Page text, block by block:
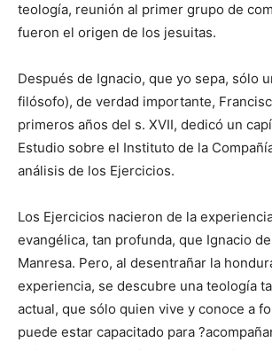
teología, reunión al primer grupo de
fueron el origen de los jesuitas.
Después de Ignacio, que yo sepa, sólo
filósofo), de verdad importante,
primeros años del s. XVII, dedicó un
Estudio sobre el Instituto de la
análisis de los Ejercicios.
Los Ejercicios nacieron de la
evangélica, tan profunda, que Ignacio
Manresa. Pero, al desentrañar la
experiencia, se descubre una teología
actual, que sólo quien vive y conoce a
puede estar capacitado para